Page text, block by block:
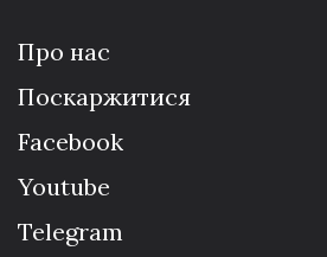
Про нас
Поскаржитися
Facebook
Youtube
Telegram